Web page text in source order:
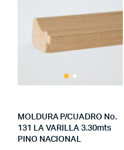
MOLDURA P/CUADRO No.
131 LA VARILLA 3.30mts
PINO NACIONAL